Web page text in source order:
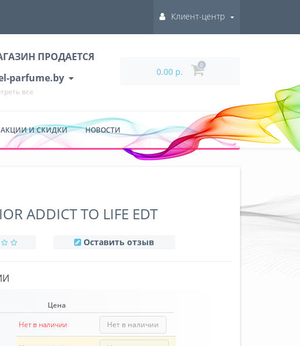
Клиент-центр
ПРОДАЕТСЯ
parfume.by
все
0.00 р.
0
АКЦИИ И СКИДКИ НОВОСТИ
ADDICT TO LIFE EDT
Оставить отзыв
Цена
Нет в наличии Нет в наличии